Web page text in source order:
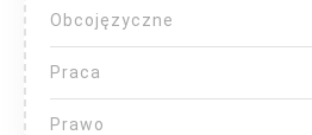
Obcojęzyczne
Praca
Prawo